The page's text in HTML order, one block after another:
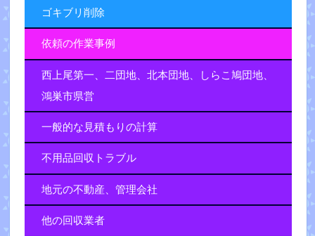
ゴキブリ削除
依頼の作業事例
西上尾第一、二団地、北本団地、しらこ鳩団地、
鴻巣市県営
一般的な見積もりの計算
不用品回収トラブル
地元の不動産、管理会社
他の回収業者